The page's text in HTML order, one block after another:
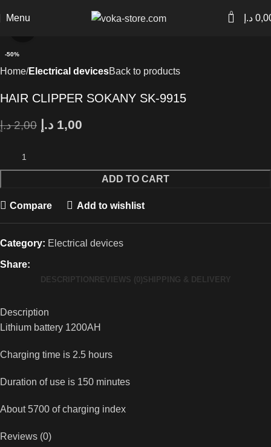
Menu 0 د.إ
-50%
Home Electrical devicesBack to products
HAIR CLIPPER SOKANY SK-9915
2,00 د.إ 1,00 د.إ
ADD TO CART
Compare Add to wishlist
Category: Electrical devices
Share:
DESCRIPTION REVIEWS (0) SHIPPING & DELIVERY
Description
Lithium battery 1200AH
Charging time is 2.5 hours
Duration of use is 150 minutes
About 5700 of charging index
Reviews (0)